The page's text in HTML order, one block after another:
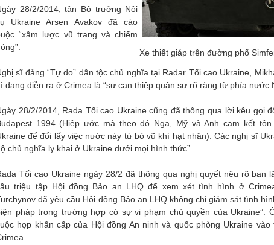
Xe thiết giáp trên đường phố
28/2/2014, tân Bộ trưởng Nội
Ukraine Arsen Avakov đã cáo
“xâm lược vũ trang và chiếm
sĩ đảng “Tự do” dân tộc chủ nghĩa tại Radar Tối cao Ukraine,
đang diễn ra ở Crimea là “sự can thiệp quân sự rõ ràng từ phía nước
28/2/2014, Rada Tối cao Ukraine cũng đã thông qua lời kêu gọi
1994 (Hiệp ước mà theo đó Nga, Mỹ và Anh cam kết
để đổi lấy việc nước này từ bỏ vũ khí hạt nhân). Các nghị sĩ
chủ nghĩa ly khai ở Ukraine dưới mọi hình thức”.
Tối cao Ukraine ngày 28/2 đã thông qua nghị quyết nêu rõ ban
triệu tập Hội đồng Bảo an LHQ để xem xét tình hình ở
đã yêu cầu Hội đồng Bảo an LHQ không chỉ giám sát tình
pháp trong trường hợp có sự vi phạm chủ quyền của Ukraine”.
họp khẩn cấp của Hội đồng An ninh và quốc phòng Ukraine